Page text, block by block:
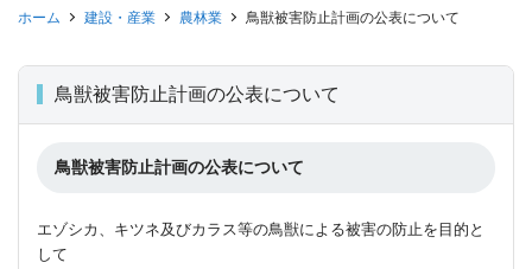
ホーム 建設・産業 農林業 鳥獣被害防止計画の公表について
鳥獣被害防止計画の公表について
鳥獣被害防止計画の公表について
エゾシカ、キツネ及びカラス等の鳥獣による被害の防止を目的と
して